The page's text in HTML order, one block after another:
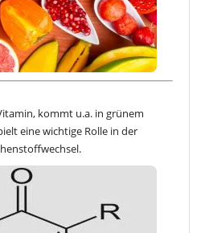
kommt u.a. in grünem
eine wichtige Rolle in der